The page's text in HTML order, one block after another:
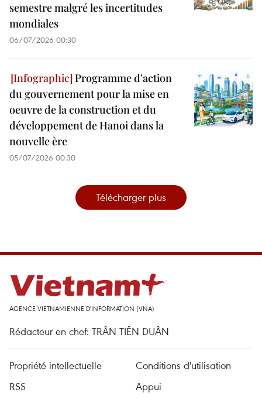
semestre malgré les incertitudes
mondiales
06/07/2026 00:30
Programme d'action
du gouvernement pour la mise en
oeuvre de la construction et du
développement de Hanoi dans la
nouvelle ère
05/07/2026 00:30
Télécharger plus
AGENCE VIETNAMIENNE D'INFORMATION (VNA)
Rédacteur en chef: TRÂN TIÊN DUÂN
Propriété intellectuelle
Conditions d'utilisation
RSS
Appui